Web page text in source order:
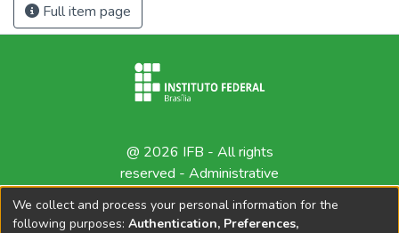
Full item page
@ 2026 IFB - All rights
reserved - Administrative
We collect and process your personal information for the
following purposes: Authentication, Preferences,